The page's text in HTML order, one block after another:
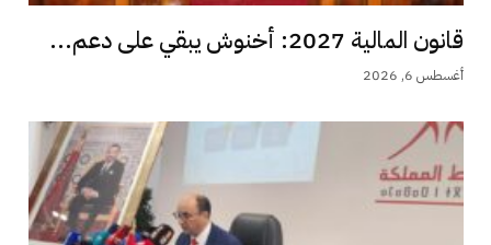
قانون المالية 2027: أخنوش يبقي على دعم...
أغسطس 6, 2026